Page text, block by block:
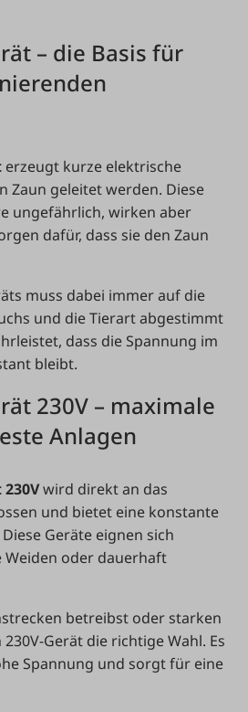
– die Basis für
erzeugt kurze elektrische
Zaun geleitet werden. Diese
ungefährlich, wirken aber
dafür, dass sie den Zaun
muss dabei immer auf die
und die Tierart abgestimmt
dass die Spannung im
bleibt.
230V – maximale
Anlagen
wird direkt an das
und bietet eine konstante
Geräte eignen sich
oder dauerhaft
betreibst oder starken
Gerät die richtige Wahl. Es
Spannung und sorgt für eine